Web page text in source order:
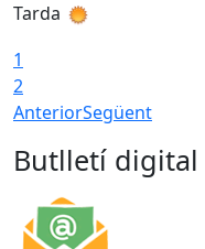
Tarda
1
2
AnteriorSegüent
Butlletí digital